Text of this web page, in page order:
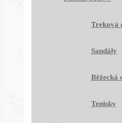
Treková
Sandály
Běžecká
Tenisky